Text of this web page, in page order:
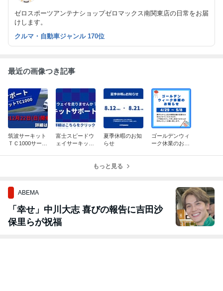
ゼロスポーツアンテナショップゼロマックス南関東店の日常をお届
けします。
クルマ・自動車ジャンル 170位
最近の画像つき記事
筑波サーキット
ＴＣ1000サーキ
富士スピードウ
ェイサーキット
夏季休暇のお知
らせ
ゴールデンウィ
ーク休業のお知
もっと見る
ABEMA
「幸せ」中川大志 喜びの報告に吉田沙
保里らが祝福